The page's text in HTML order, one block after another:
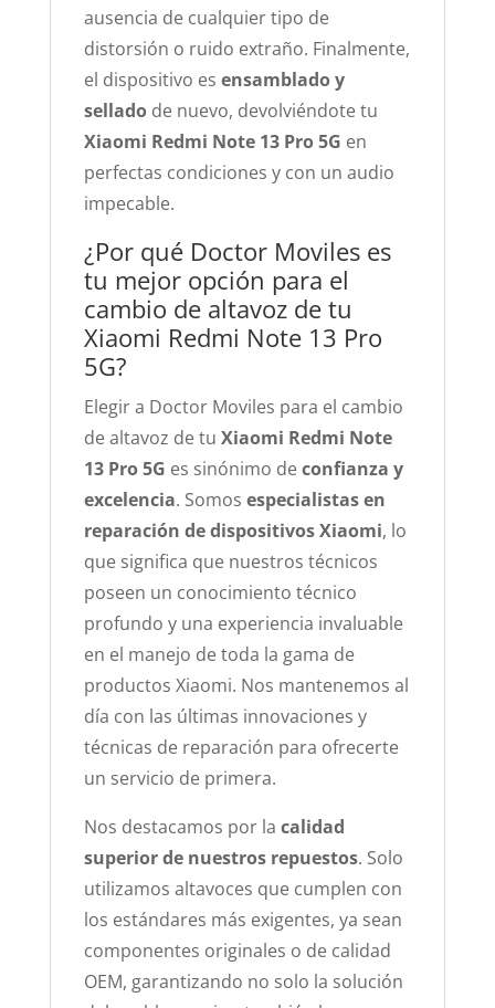
ausencia de cualquier tipo de
distorsión o ruido extraño. Finalmente,
el dispositivo es ensamblado y
selladode nuevo, devolviéndote tu
Xiaomi Redmi Note 13 Pro 5G en
perfectas condiciones y con un audio
impecable.
¿Por qué Doctor Moviles es
tu mejor opción para el
cambio de altavoz de tu
Xiaomi Redmi Note 13 Pro
5G?
Elegir a Doctor Moviles para el cambio
de altavoz de tu Xiaomi Redmi Note
13 Pro 5G es sinónimo deconfianza y
excelencia. Somos especialistas en
reparación de dispositivos Xiaomi, lo
que significa que nuestros técnicos
poseen un conocimiento técnico
profundo y una experiencia invaluable
en el manejo de toda la gama de
productos Xiaomi. Nos mantenemos al
día con las últimas innovaciones y
técnicas de reparación para ofrecerte
un servicio de primera.
Nos destacamos por la calidad
superior de nuestros repuestos. Solo
utilizamos altavoces que cumplen con
los estándares más exigentes, ya sean
componentes originales o de calidad
OEM, garantizando no solo la solución